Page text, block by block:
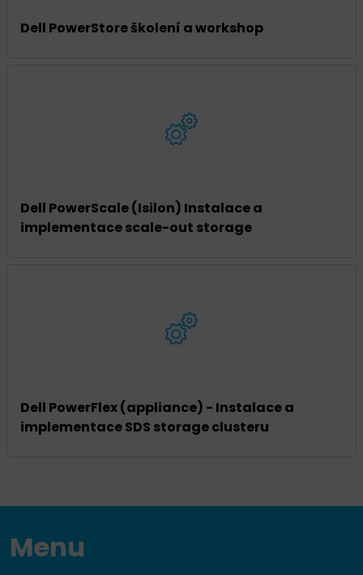
Dell PowerStore školení a workshop
Dell PowerScale (Isilon) Instalace a
implementace scale-out storage
Dell PowerFlex (appliance) - Instalace a
implementace SDS storage clusteru
Menu